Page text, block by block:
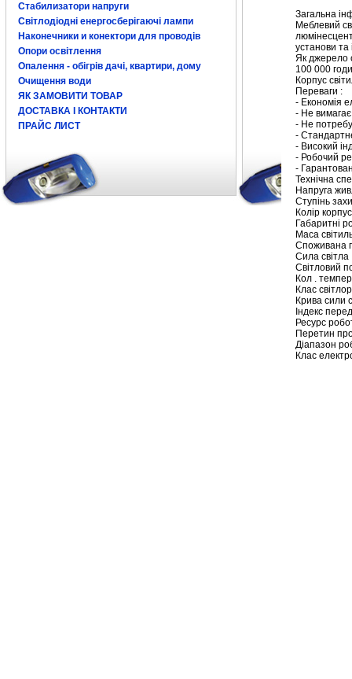
Стабилизатори напруги
Світлодіодні енергосберігаючі лампи
Наконечники и конектори для проводів
Опори освітлення
Опалення - обігрів дачі, квартири, дому
Очищення води
ЯК ЗАМОВИТИ ТОВАР
ДОСТАВКА І КОНТАКТИ
ПРАЙС ЛИСТ
Загальна
Меблевий
установи та
Як джерело
100 000
Корпус
Переваги :
- Економія
- Не
- Не
-
- Високий
- Робочий
-
Технічна
Напруга
Ступінь
Колір
Габаритні
Маса
Споживана
Сила світла
Світловий
Кол .
Клас
Крива сили
Індекс
Ресурс
Перетин
Діапазон
Клас